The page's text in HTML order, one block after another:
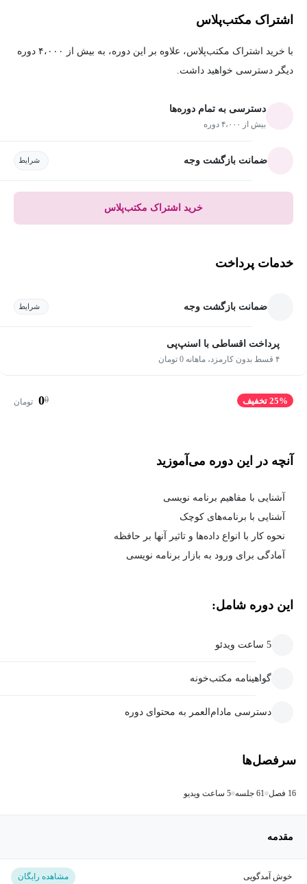
اشتراک مکتب‌پلاس
با خرید اشتراک مکتب‌پلاس، علاوه بر این دوره، به بیش از ۴،۰۰۰ دوره
دیگر دسترسی خواهید داشت.
دسترسی به تمام دوره‌ها
بیش از ۴،۰۰۰ دوره
ضمانت بازگشت وجه شرایط
خرید اشتراک مکتب‌پلاس
خدمات پرداخت
ضمانت بازگشت وجه شرایط
پرداخت اقساطی با اسنپ‌پی
۴ قسط بدون کارمزد، ماهانه 0 تومان
25% تخفیف 0
0 تومان
آنچه در این دوره می‌آموزید
آشنایی با مفاهیم برنامه نویسی
آشنایی با برنامه‌های کوچک
نحوه کار با انواع داده‌ها و تاثیر آنها بر حافظه
آمادگی برای ورود به بازار برنامه نویسی
این دوره شامل:
5 ساعت ویدئو
گواهینامه مکتب‌خونه
دسترسی مادام‌العمر به محتوای دوره
سرفصل‌ها
16 فصل 61 جلسه 5 ساعت ویدیو
مقدمه
خوش آمدگویی مشاهده رایگان